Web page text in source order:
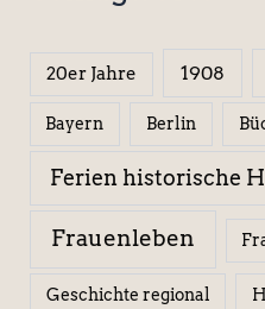
20er Jahre 1908
Bayern Berlin
Ferien historische
Frauenleben
Geschichte regional